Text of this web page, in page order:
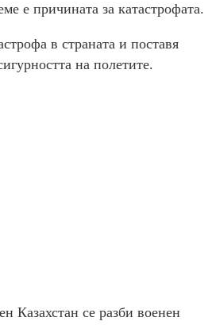
е причината за катастрофата.
в страната и поставя
на полетите.
Казахстан се разби военен